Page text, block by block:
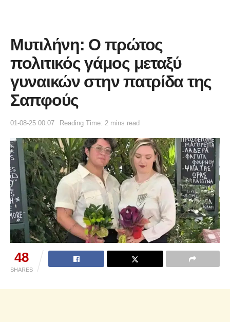
Μυτιλήνη: Ο πρώτος
πολιτικός γάμος μεταξύ
γυναικών στην πατρίδα της
Σαπφούς
01-08-25 00:07 Reading Time: 2 mins read
48
SHARES